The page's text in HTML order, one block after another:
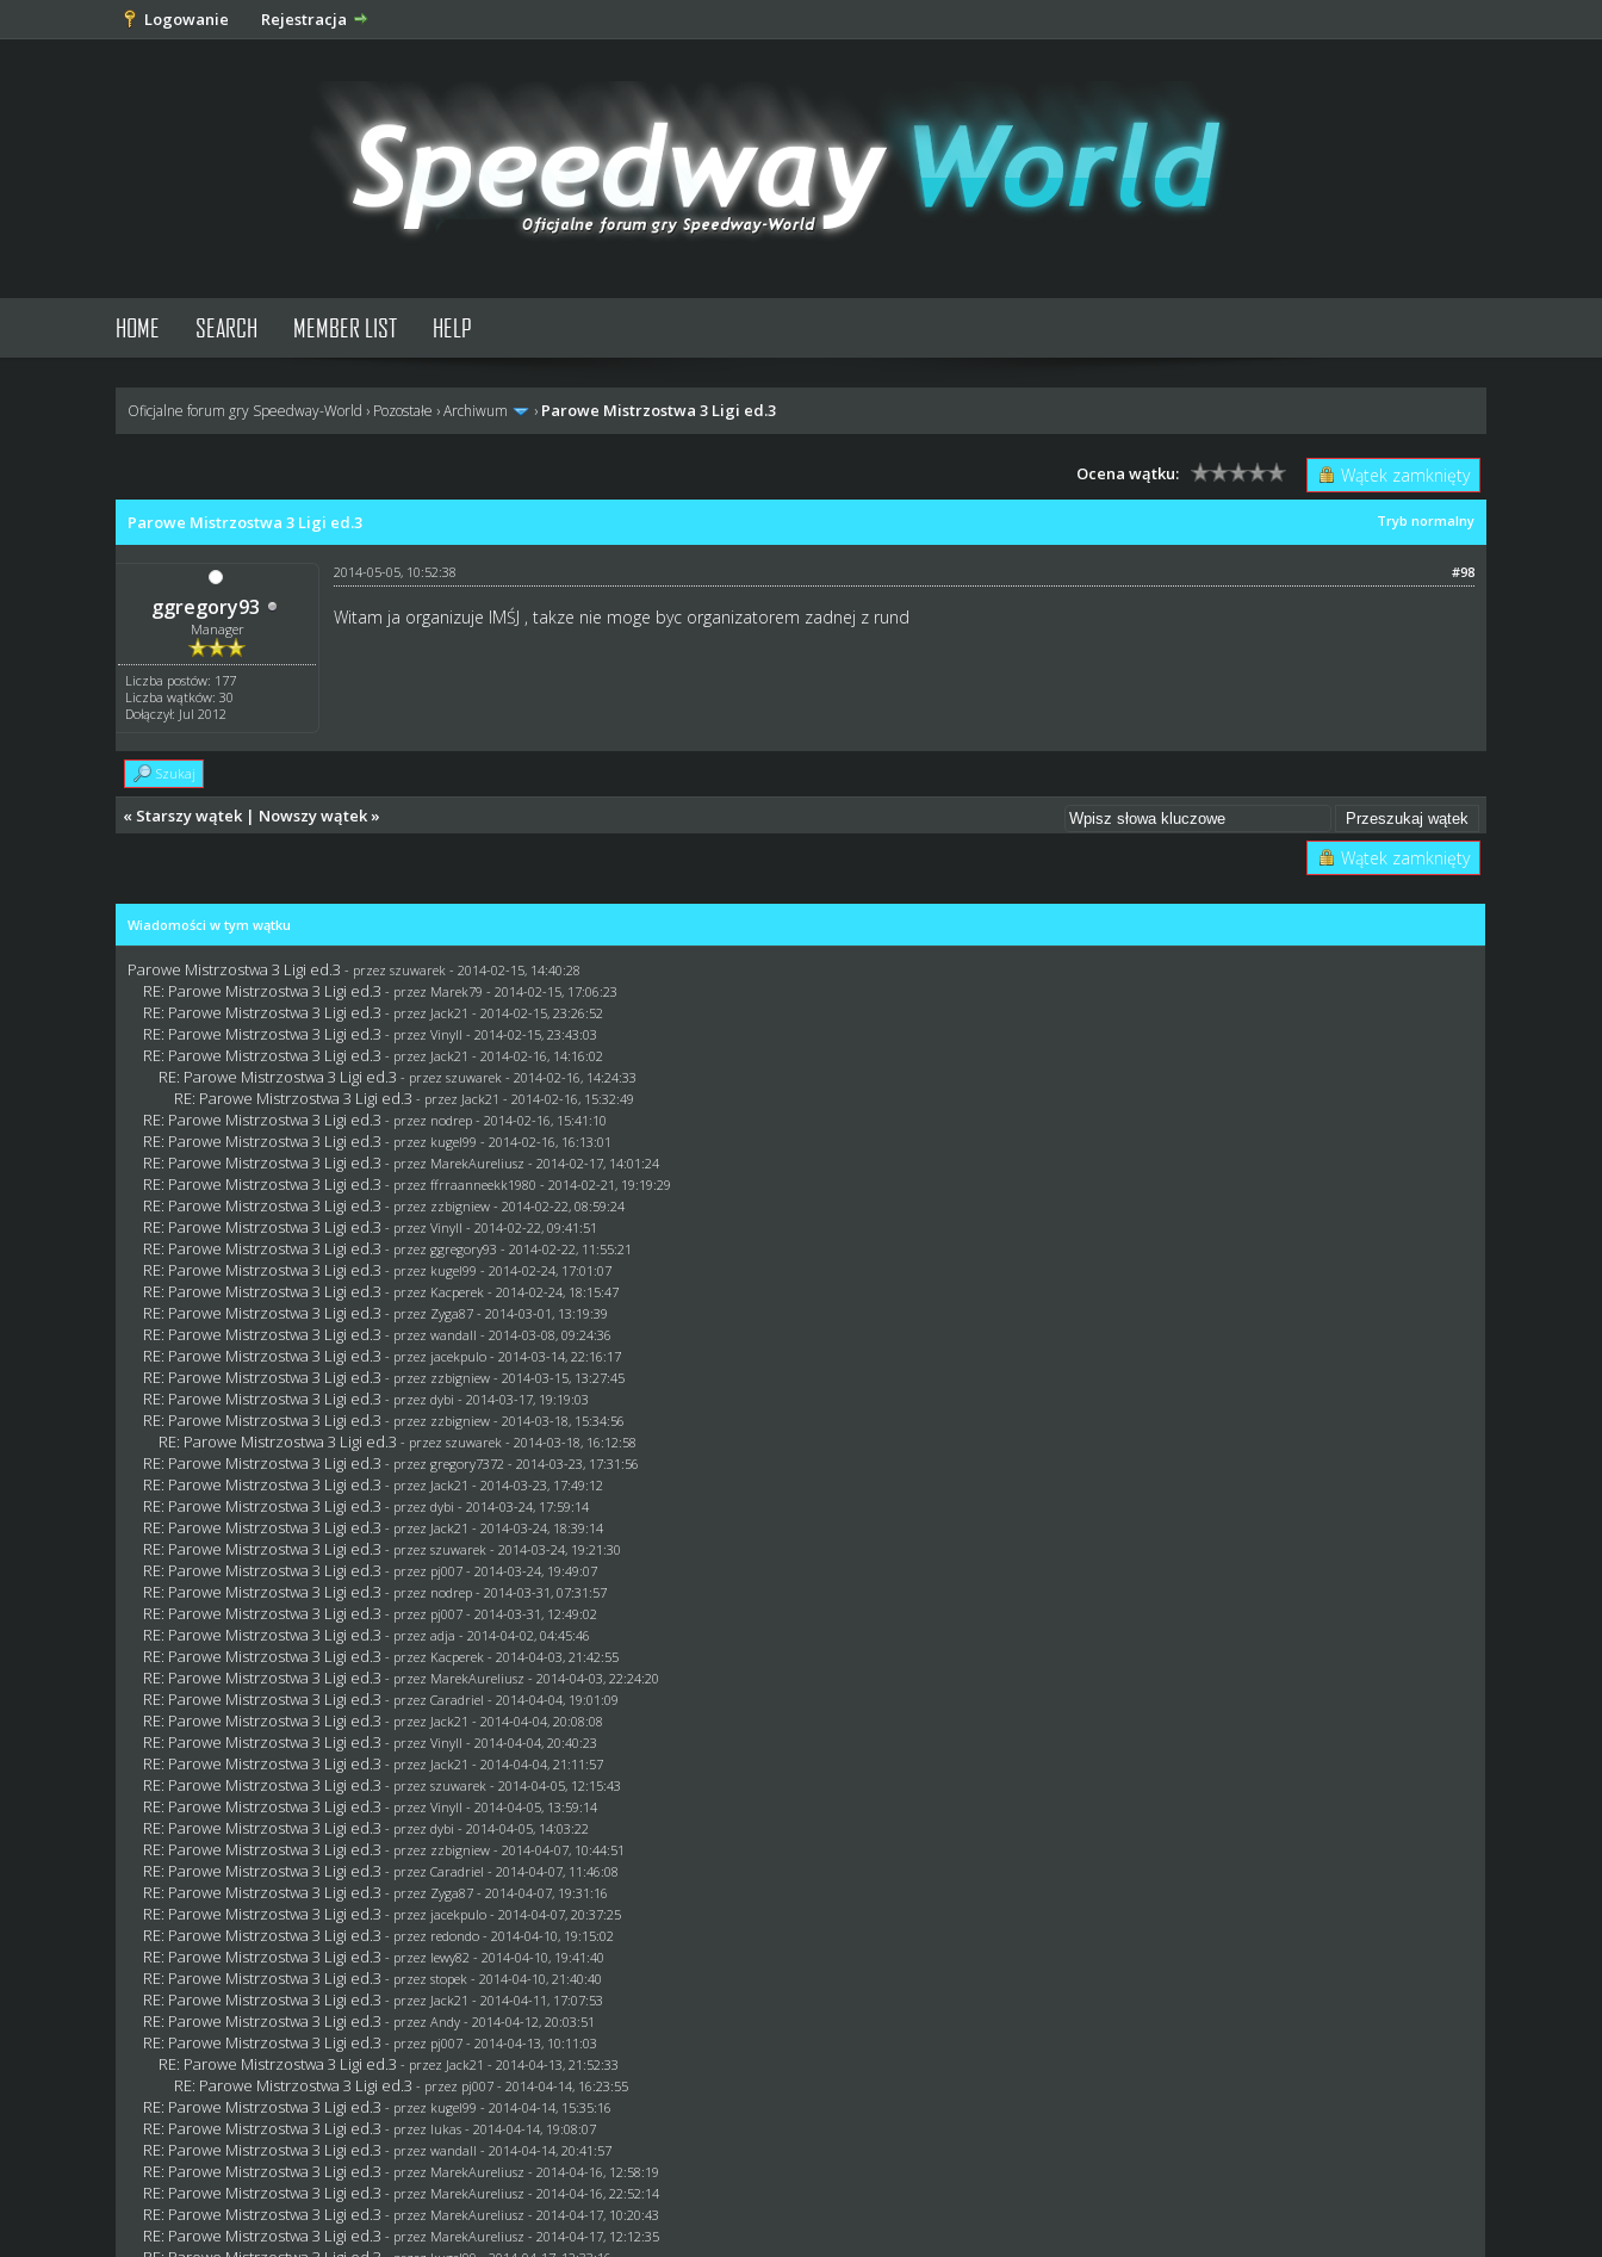
Logowanie Rejestracja
HOME SEARCH MEMBER LIST HELP
Oficjalne forum gry Speedway-World › Pozostałe ›Archiwum › Parowe Mistrzostwa 3 Ligi ed.3
Wątek zamknięty
Ocena wątku:
Tryb normalny
Parowe Mistrzostwa 3 Ligi ed.3
ggregory93
Manager
Liczba postów: 177
Liczba wątków: 30
Dołączył: Jul 2012
#98
2014-05-05, 10:52:38
Witam ja organizuje IMŚJ , takze nie moge byc organizatorem zadnej z rund
Szukaj
« Starszy wątek | Nowszy wątek »
Wątek zamknięty
Wiadomości w tym wątku
Parowe Mistrzostwa 3 Ligi ed.3 - przezszuwarek - 2014-02-15, 14:40:28
RE: Parowe Mistrzostwa 3 Ligi ed.3 - przez Marek79 - 2014-02-15, 17:06:23
RE: Parowe Mistrzostwa 3 Ligi ed.3 - przez Jack21 - 2014-02-15, 23:26:52
RE: Parowe Mistrzostwa 3 Ligi ed.3 - przez Vinyll - 2014-02-15, 23:43:03
RE: Parowe Mistrzostwa 3 Ligi ed.3 - przez Jack21 - 2014-02-16, 14:16:02
RE: Parowe Mistrzostwa 3 Ligi ed.3 - przezszuwarek - 2014-02-16, 14:24:33
RE: Parowe Mistrzostwa 3 Ligi ed.3 - przez Jack21 - 2014-02-16, 15:32:49
RE: Parowe Mistrzostwa 3 Ligi ed.3 - przez nodrep - 2014-02-16, 15:41:10
RE: Parowe Mistrzostwa 3 Ligi ed.3 - przez kugel99 - 2014-02-16, 16:13:01
RE: Parowe Mistrzostwa 3 Ligi ed.3 - przez MarekAureliusz - 2014-02-17, 14:01:24
RE: Parowe Mistrzostwa 3 Ligi ed.3 - przez ffrraanneekk1980 - 2014-02-21, 19:19:29
RE: Parowe Mistrzostwa 3 Ligi ed.3 - przez zzbigniew - 2014-02-22, 08:59:24
RE: Parowe Mistrzostwa 3 Ligi ed.3 - przez Vinyll - 2014-02-22, 09:41:51
RE: Parowe Mistrzostwa 3 Ligi ed.3 - przezggregory93 - 2014-02-22, 11:55:21
RE: Parowe Mistrzostwa 3 Ligi ed.3 - przez kugel99 - 2014-02-24, 17:01:07
RE: Parowe Mistrzostwa 3 Ligi ed.3 - przez Kacperek - 2014-02-24, 18:15:47
RE: Parowe Mistrzostwa 3 Ligi ed.3 - przez Zyga87 - 2014-03-01, 13:19:39
RE: Parowe Mistrzostwa 3 Ligi ed.3 - przezwandall - 2014-03-08, 09:24:36
RE: Parowe Mistrzostwa 3 Ligi ed.3 - przez jacekpulo - 2014-03-14, 22:16:17
RE: Parowe Mistrzostwa 3 Ligi ed.3 - przez zzbigniew - 2014-03-15, 13:27:45
RE: Parowe Mistrzostwa 3 Ligi ed.3 - przezdybi - 2014-03-17, 19:19:03
RE: Parowe Mistrzostwa 3 Ligi ed.3 - przez zzbigniew - 2014-03-18, 15:34:56
RE: Parowe Mistrzostwa 3 Ligi ed.3 - przezszuwarek - 2014-03-18, 16:12:58
RE: Parowe Mistrzostwa 3 Ligi ed.3 - przezgregory7372 - 2014-03-23, 17:31:56
RE: Parowe Mistrzostwa 3 Ligi ed.3 - przez Jack21 - 2014-03-23, 17:49:12
RE: Parowe Mistrzostwa 3 Ligi ed.3 - przezdybi - 2014-03-24, 17:59:14
RE: Parowe Mistrzostwa 3 Ligi ed.3 - przez Jack21 - 2014-03-24, 18:39:14
RE: Parowe Mistrzostwa 3 Ligi ed.3 - przezszuwarek - 2014-03-24, 19:21:30
RE: Parowe Mistrzostwa 3 Ligi ed.3 - przez pj007 - 2014-03-24, 19:49:07
RE: Parowe Mistrzostwa 3 Ligi ed.3 - przez nodrep - 2014-03-31, 07:31:57
RE: Parowe Mistrzostwa 3 Ligi ed.3 - przez pj007 - 2014-03-31, 12:49:02
RE: Parowe Mistrzostwa 3 Ligi ed.3 - przez adja - 2014-04-02, 04:45:46
RE: Parowe Mistrzostwa 3 Ligi ed.3 - przez Kacperek - 2014-04-03, 21:42:55
RE: Parowe Mistrzostwa 3 Ligi ed.3 - przez MarekAureliusz - 2014-04-03, 22:24:20
RE: Parowe Mistrzostwa 3 Ligi ed.3 - przezCaradriel - 2014-04-04, 19:01:09
RE: Parowe Mistrzostwa 3 Ligi ed.3 - przez Jack21 - 2014-04-04, 20:08:08
RE: Parowe Mistrzostwa 3 Ligi ed.3 - przez Vinyll - 2014-04-04, 20:40:23
RE: Parowe Mistrzostwa 3 Ligi ed.3 - przez Jack21 - 2014-04-04, 21:11:57
RE: Parowe Mistrzostwa 3 Ligi ed.3 - przezszuwarek - 2014-04-05, 12:15:43
RE: Parowe Mistrzostwa 3 Ligi ed.3 - przez Vinyll - 2014-04-05, 13:59:14
RE: Parowe Mistrzostwa 3 Ligi ed.3 - przezdybi - 2014-04-05, 14:03:22
RE: Parowe Mistrzostwa 3 Ligi ed.3 - przez zzbigniew - 2014-04-07, 10:44:51
RE: Parowe Mistrzostwa 3 Ligi ed.3 - przezCaradriel - 2014-04-07, 11:46:08
RE: Parowe Mistrzostwa 3 Ligi ed.3 - przez Zyga87 - 2014-04-07, 19:31:16
RE: Parowe Mistrzostwa 3 Ligi ed.3 - przez jacekpulo - 2014-04-07, 20:37:25
RE: Parowe Mistrzostwa 3 Ligi ed.3 - przez redondo - 2014-04-10, 19:15:02
RE: Parowe Mistrzostwa 3 Ligi ed.3 - przez lewy82 - 2014-04-10, 19:41:40
RE: Parowe Mistrzostwa 3 Ligi ed.3 - przezstopek - 2014-04-10, 21:40:40
RE: Parowe Mistrzostwa 3 Ligi ed.3 - przez Jack21 - 2014-04-11, 17:07:53
RE: Parowe Mistrzostwa 3 Ligi ed.3 - przez Andy - 2014-04-12, 20:03:51
RE: Parowe Mistrzostwa 3 Ligi ed.3 - przez pj007 - 2014-04-13, 10:11:03
RE: Parowe Mistrzostwa 3 Ligi ed.3 - przez Jack21 - 2014-04-13, 21:52:33
RE: Parowe Mistrzostwa 3 Ligi ed.3 - przez pj007 - 2014-04-14, 16:23:55
RE: Parowe Mistrzostwa 3 Ligi ed.3 - przez kugel99 - 2014-04-14, 15:35:16
RE: Parowe Mistrzostwa 3 Ligi ed.3 - przez lukas - 2014-04-14, 19:08:07
RE: Parowe Mistrzostwa 3 Ligi ed.3 - przezwandall - 2014-04-14, 20:41:57
RE: Parowe Mistrzostwa 3 Ligi ed.3 - przez MarekAureliusz - 2014-04-16, 12:58:19
RE: Parowe Mistrzostwa 3 Ligi ed.3 - przez MarekAureliusz - 2014-04-16, 22:52:14
RE: Parowe Mistrzostwa 3 Ligi ed.3 - przez MarekAureliusz - 2014-04-17, 10:20:43
RE: Parowe Mistrzostwa 3 Ligi ed.3 - przez MarekAureliusz - 2014-04-17, 12:12:35